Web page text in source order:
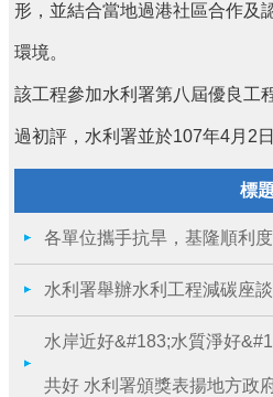
形，並結合當地過港社區合作及
環境。
該工程參加水利署第八屆優良工
過初評，水利署並於107年4月2
標題
各單位攜手抗旱，基隆順利
水利署舉辦水利工程減碳座
水岸近好&#183;水質淨好
共好 水利署頒獎表揚地方政